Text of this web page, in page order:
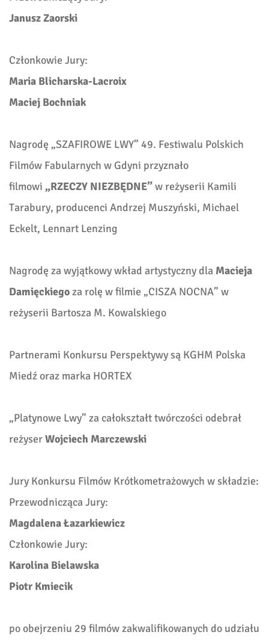
Janusz Zaorski
Członkowie Jury:
Maria Blicharska-Lacroix
Maciej Bochniak
Nagrodę „SZAFIROWE LWY” 49. Festiwalu Polskich
Filmów Fabularnych w Gdyni przyznało
filmowi „RZECZY NIEZBĘDNE” w reżyserii Kamili
Tarabury, producenci Andrzej Muszyński, Michael
Eckelt, Lennart Lenzing
Nagrodę za wyjątkowy wkład artystyczny dla Macieja
Damięckiegoza rolę w filmie „CISZA NOCNA” w
reżyserii Bartosza M. Kowalskiego
Partnerami Konkursu Perspektywy są KGHM Polska
Miedź oraz marka HORTEX
„Platynowe Lwy” za całokształt twórczości odebrał
reżyserWojciech Marczewski
Jury Konkursu Filmów Krótkometrażowych w składzie:
Przewodnicząca Jury:
Magdalena Łazarkiewicz
Członkowie Jury:
Karolina Bielawska
Piotr Kmiecik
po obejrzeniu 29 filmów zakwalifikowanych do udziału